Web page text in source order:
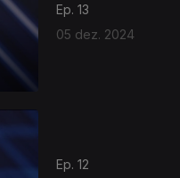
Ep. 13
05 dez. 2024
Ep. 12